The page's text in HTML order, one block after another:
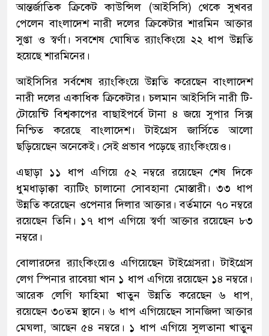
আন্তর্জাতিক ক্রিকেট কাউন্সিল (আইসিসি) থেকে সুখবর
পেলেন বাংলাদেশ নারী দলের ক্রিকেটার শারমিন আক্তার
সুপ্তা ও স্বর্ণা। সবশেষ ঘোষিত র‌্যাংকিংয়ে ২২ ধাপ উন্নতি
হয়েছে শারমিনের।
আইসিসির সর্বশেষ র‍্যাংকিংয়ে উন্নতি করেছেন বাংলাদেশ
নারী দলের একাধিক ক্রিকেটার। চলমান আইসিসি নারী টি-
টোয়েন্টি বিশ্বকাপের বাছাইপর্বে টানা ৪ জয়ে সুপার সিক্স
নিশ্চিত করেছে বাংলাদেশ। টাইগ্রেস জার্সিতে আলো
ছড়িয়েছেন অনেকেই। সেই প্রভাব পড়েছে র‍্যাংকিংয়েও।
এছাড়া ১১ ধাপ এগিয়ে ৫২ নম্বরে রয়েছেন শেষ দিকে
ধুমধাড়াক্কা ব্যাটিং চালানো সোবহানা মোস্তারী। ৩৩ ধাপ
উন্নতি করেছেন ওপেনার দিলার আক্তার। বর্তমানে ৭০ নম্বরে
রয়েছেন তিনি। ১৭ ধাপ এগিয়ে স্বর্ণা আক্তার রয়েছেন ৮৩
নম্বরে।
বোলারদের র‍্যাংকিংয়েও এগিয়েছেন টাইগ্রেসরা। টাইগ্রেস
লেগ স্পিনার রাবেয়া খান ১ ধাপ এগিয়ে রয়েছেন ১৪ নম্বরে।
আরেক লেগি ফাহিমা খাতুন উন্নতি করেছেন ৬ ধাপ,
রয়েছেন ৩০তম স্থানে। ৬ ধাপ এগিয়েছেন সানজিদা আক্তার
মেঘলা, আছেন ৫৪ নম্বরে। ১ ধাপ এগিয়ে সুলতানা খাতুন